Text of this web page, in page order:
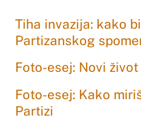
Tiha invazija: kako
Partizanskog
Foto-esej: Novi
Foto-esej: Kako
Partizi